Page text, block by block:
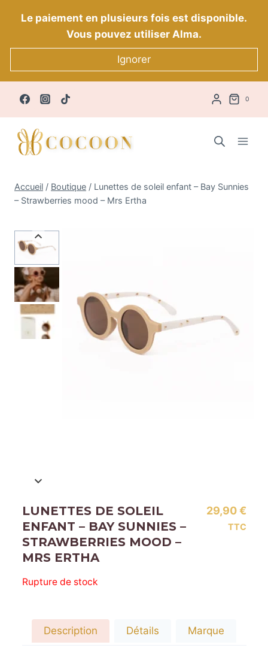
Le paiement en plusieurs fois est disponible.
Vous pouvez utiliser Alma.
Ignorer
0
Accueil / Boutique / Lunettes de soleil enfant – Bay Sunnies
– Strawberries mood – Mrs Ertha
LUNETTES DE SOLEIL
ENFANT – BAY SUNNIES –
STRAWBERRIES MOOD –
MRS ERTHA
29,90€
TTC
Rupture de stock
Description Détails Marque